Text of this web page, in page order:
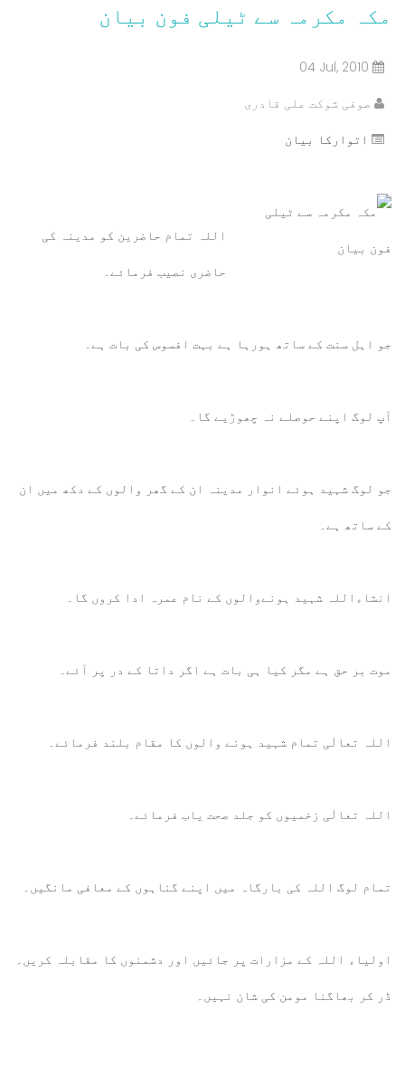
مکہ مکرمہ سے ٹیلی فون بیان
04 Jul, 2010
صوفی شوکت علی قادری
اتوارکا بیان
اللہ تمام حاضرین کو مدینہ کی
حاضری نصیب فرمائے۔
جو اہل سنت کے ساتھ ہورہا ہے بہت افسوس کی بات ہے۔
آپ لوگ اپنے حوصلے نہ چھوڑیے گا۔
جو لوگ شہید ہوئے انوار مدینہ ان کے گھر والوں کے دکھ میں ان
کے ساتھ ہے۔
انشاءاللہ شہید ہونےوالوں کے نام عمرہ ادا کروں گا۔
موت بر حق ہے مگر کیا ہی بات ہے اگر داتا کے در پر آئے۔
اللہ تعالٰی تمام شہید ہونے والوں کا مقام بلند فرمائے۔
اللہ تعالٰی زخمیوں کو جلد صحت یاب فرمائے۔
تمام لوگ اللہ کی بارگاہ میں اپنے گناہوں کے معافی مانگیں۔
اولیاء اللہ کے مزارات پر جائیں اور دشمنوں کا مقابلہ کریں۔
ڈر کر بھاگنا مومن کی شان نہیں۔